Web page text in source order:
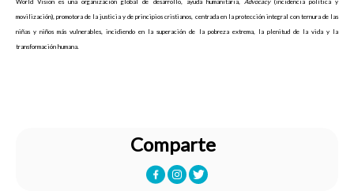
World Vision es una organización global de desarrollo, ayuda humanitaria, Advocacy(incidencia política y
movilización), promotora de la justicia y de principios cristianos, centrada en la protección integral con ternura de las
niñas y niños más vulnerables, incidiendo en la superación de la pobreza extrema, la plenitud de la vida y la
transformación humana.
Comparte